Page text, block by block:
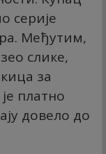
серије
Међутим,
слике,
за
платно
довело до